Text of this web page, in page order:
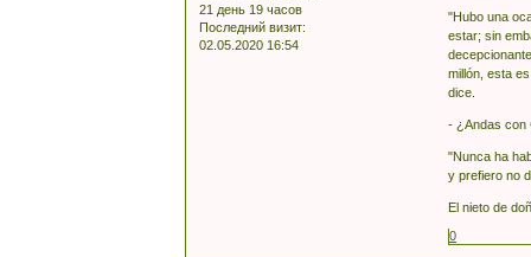
21 день 19 часов
Последний визит:
02.05.2020 16:54
"Hubo una
estar; sin
millón, esta
dice.
- ¿Andas con
"Nunca ha
y prefiero no
El nieto de
0